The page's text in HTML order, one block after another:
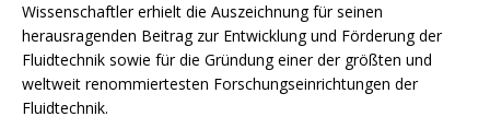
Wissenschaftler erhielt die Auszeichnung für seinen
herausragenden Beitrag zur Entwicklung und Förderung der
Fluidtechnik sowie für die Gründung einer der größten und
weltweit renommiertesten Forschungseinrichtungen der
Fluidtechnik.